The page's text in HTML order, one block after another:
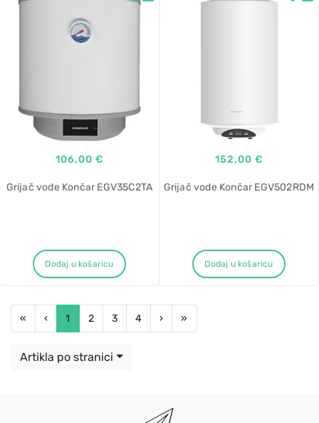
106,00 €
Grijač vode Končar EGV35C2TA
Dodaj u košaricu
152,00 €
Grijač vode Končar EGV502RDM
Dodaj u košaricu
« First‹Previous
1 2 3 4 ›Next
»
Artikla po stranici